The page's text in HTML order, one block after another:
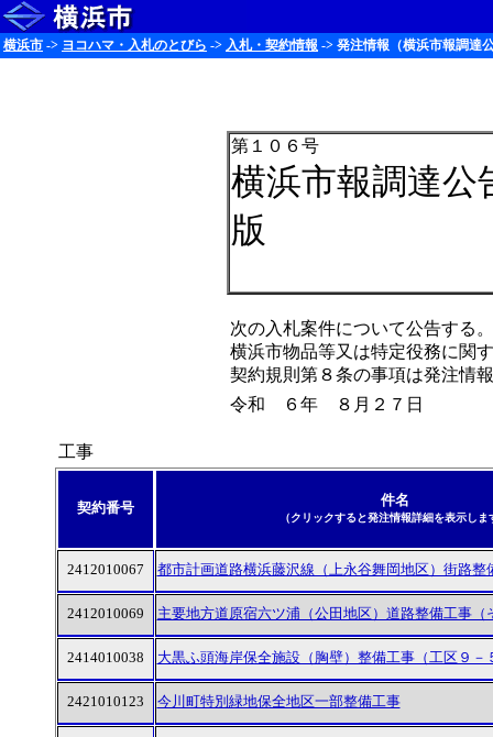
横浜市 -> ヨコハマ・入札のとびら -> 入札・契約情報 -> 発注情報（横浜市報調達
第１０６号
横浜市報調達公
版
次の入札案件について公告する。
横浜市物品等又は特定役務に関
契約規則第８条の事項は発注情
令和 ６年 ８月２７日
工事
契約番号 件名
（クリックすると発注情報詳細を表示しま
2412010067 都市計画道路横浜藤沢線（上永谷舞岡地区）街路整
2412010069 主要地方道原宿六ツ浦（公田地区）道路整備工事（
2414010038 大黒ふ頭海岸保全施設（胸壁）整備工事（工区９－
2421010123 今川町特別緑地保全地区一部整備工事